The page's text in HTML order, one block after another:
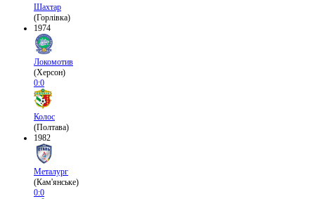
Шахтар
(Горлівка)
1974
Локомотив
(Херсон)
0:0
Колос
(Полтава)
1982
Металург
(Кам'янське)
0:0